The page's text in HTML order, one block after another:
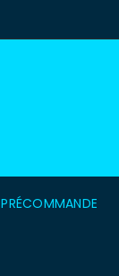
PRÉCOMMANDE